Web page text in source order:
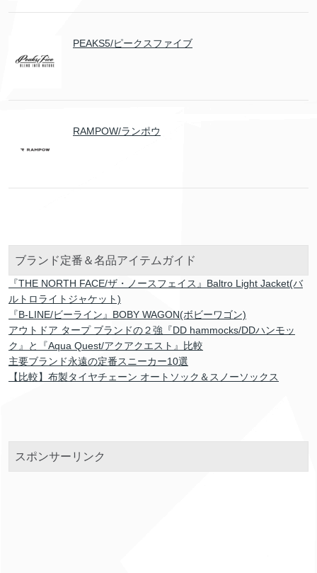
PEAKS5/ピークスファイブ
RAMPOW/ランポウ
ブランド定番＆名品アイテムガイド
『THE NORTH FACE/ザ・ノースフェイス』Baltro Light Jacket(バ
ルトロライトジャケット)
『B-LINE/ビーライン』BOBY WAGON(ボビーワゴン)
アウトドア タープ ブランドの２強『DD hammocks/DDハンモッ
ク』と『Aqua Quest/アクアクエスト』比較
主要ブランド永遠の定番スニーカー10選
【比較】布製タイヤチェーン オートソック＆スノーソックス
スポンサーリンク